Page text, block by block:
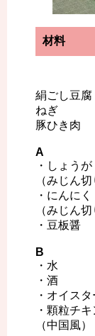
材料
絹ごし豆
ねぎ
豚ひき
A
・しょ
（みじん切
・にん
（みじん切
・豆板
B
・水
・酒
・オイス
・顆粒チ
（中国風）